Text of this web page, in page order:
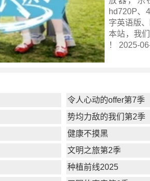
hd720P、
字英语版
本站，我
！ 2025-
令人心动的offer第7季
势均力敌的我们第2季
健康不摸黑
文明之旅第2季
种植前线2025